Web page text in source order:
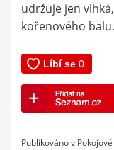
udržuje jen
kořenového balu.
Publikováno v